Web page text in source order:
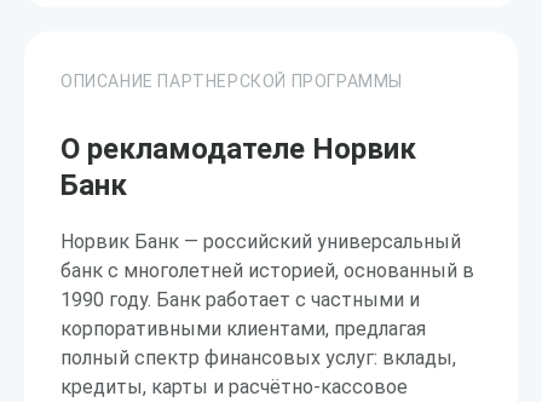
ОПИСАНИЕ ПАРТНЕРСКОЙ ПРОГРАММЫ
О рекламодателе Норвик
Банк
Норвик Банк — российский универсальный
банк с многолетней историей, основанный в
1990 году. Банк работает с частными и
корпоративными клиентами, предлагая
полный спектр финансовых услуг: вклады,
кредиты, карты и расчётно-кассовое